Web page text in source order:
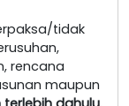
tidak
rencana
maupun